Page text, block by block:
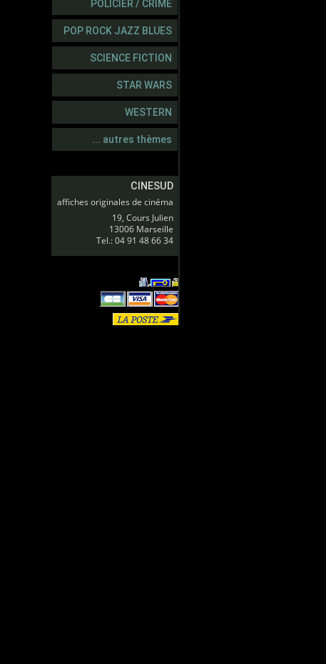
POLICIER / CRIME
POP ROCK JAZZ BLUES
SCIENCE FICTION
STAR WARS
WESTERN
... autres thèmes
CINESUD
affiches originales de cinéma
19, Cours Julien
13006 Marseille
Tel.: 04 91 48 66 34